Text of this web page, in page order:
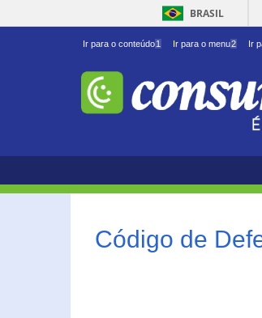
BRASIL
Ir para o conteúdo1 Ir para o menu2 Ir
Código de